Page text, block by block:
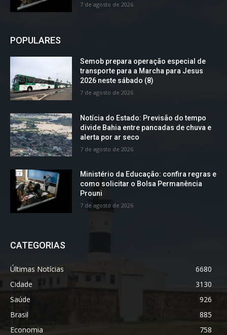
7 de agosto de 2026
POPULARES
Semob prepara operação especial de
transporte para a Marcha para Jesus
2026 neste sábado (8)
7 de agosto de 2026
Notícia do Estado: Previsão do tempo
divide Bahia entre pancadas de chuva e
alerta por ar seco
7 de agosto de 2026
Ministério da Educação: confira regras e
como solicitar o Bolsa Permanência
Prouni
7 de agosto de 2026
CATEGORIAS
Últimas Notícias
6680
Cidade
3130
Saúde
926
Brasil
885
Economia
758